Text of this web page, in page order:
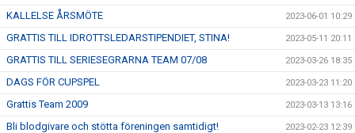
KALLELSE ÅRSMÖTE 2023-06-01 10:29
GRATTIS TILL IDROTTSLEDARSTIPENDIET, STINA! 2023-05-11 20:11
GRATTIS TILL SERIESEGRARNA TEAM 07/08 2023-03-26 18:35
DAGS FÖR CUPSPEL 2023-03-23 11:20
Grattis Team 2009 2023-03-13 13:16
Bli blodgivare och stötta föreningen samtidigt! 2023-02-23 12:39